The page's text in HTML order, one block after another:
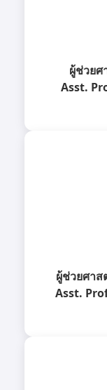
ผู้ช่วยศ
Asst.
ผู้ช่วยศา
Asst.